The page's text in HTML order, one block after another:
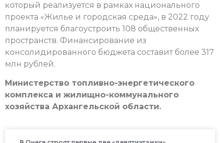
который реализуется в рамках национального
проекта «Жилье и городская среда», в 2022 году
планируется благоустроить 108 общественных
пространств. Финансирование из
консолидированного бюджета составит более 317
млн рублей.
Министерство топливно-энергетического
комплекса и жилищно-коммунального
хозяйства Архангельской области.